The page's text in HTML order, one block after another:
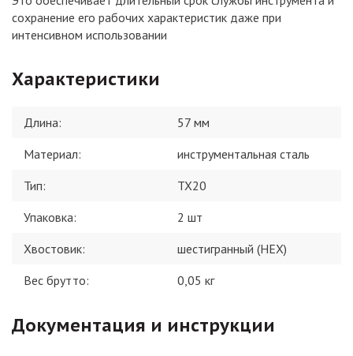
сохранение его рабочих характеристик даже при
интенсивном использовании
Характеристики
Длина:
57 мм
Материал:
инструментальная сталь
Тип:
TX20
Упаковка:
2 шт
Хвостовик:
шестигранный (HEX)
Вес брутто:
0,05 кг
Документация и инструкции